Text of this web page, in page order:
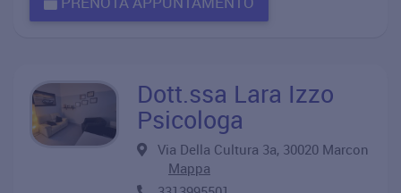
Dott.ssa Lara Izzo
Psicologa
Via Della Cultura 3a, 30020 Marcon
Mappa